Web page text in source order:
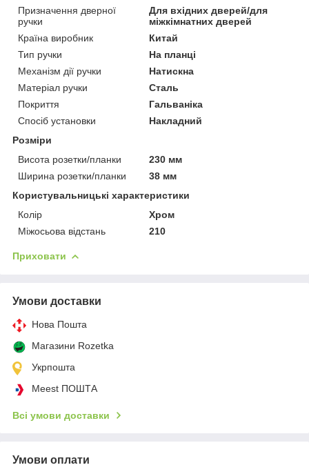
Призначення дверної
ручки
Для вхідних дверей/для
міжкімнатних дверей
Країна виробник
Китай
Тип ручки
На планці
Механізм дії ручки
Натискна
Матеріал ручки
Сталь
Покриття
Гальваніка
Спосіб установки
Накладний
Розміри
Висота розетки/планки
230 мм
Ширина розетки/планки
38 мм
Користувальницькі характеристики
Колір
Хром
Міжосьова відстань
210
Приховати
Умови доставки
Нова Пошта
Магазини Rozetka
Укрпошта
Meest ПОШТА
Всі умови доставки
Умови оплати